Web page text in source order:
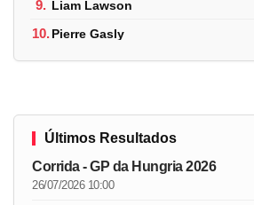
9. Liam Lawson
10.Pierre Gasly
Últimos Resultados
Corrida - GP da Hungria 2026
26/07/2026 10:00